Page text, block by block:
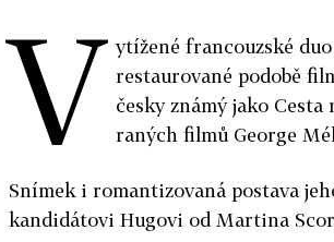
V ytížené francouzské
restaurované podobě
česky známý jako
raných filmů George
Snímek i romantizovaná postava
kandidátovi Hugovi od Martina